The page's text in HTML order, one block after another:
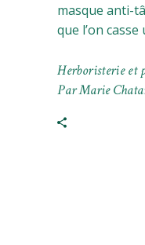
masque anti-
que l’on
Herboristerie et
ParMarie